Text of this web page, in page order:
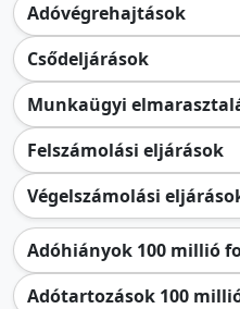
Adóvégrehajtások
Csődeljárások
Munkaügyi
Felszámolási eljárások
Végelszámolási
Adóhiányok 100 millió
Adótartozások 100